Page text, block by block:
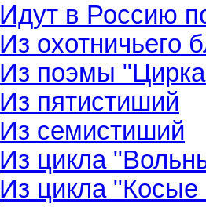
Идут в Россию
Из охотничьего
Из поэмы
Из пятистиший
Из семистиший
Из цикла
Из цикла "Косые